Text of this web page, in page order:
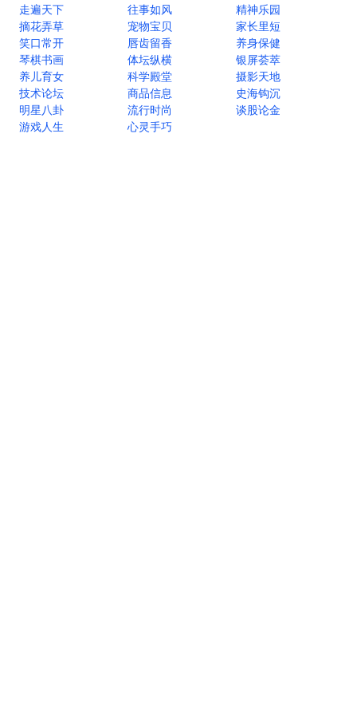
走遍天下
往事如风
精神乐园
摘花弄草
宠物宝贝
家长里短
笑口常开
唇齿留香
养身保健
琴棋书画
体坛纵横
银屏荟萃
养儿育女
科学殿堂
摄影天地
技术论坛
商品信息
史海钩沉
明星八卦
流行时尚
谈股论金
游戏人生
心灵手巧